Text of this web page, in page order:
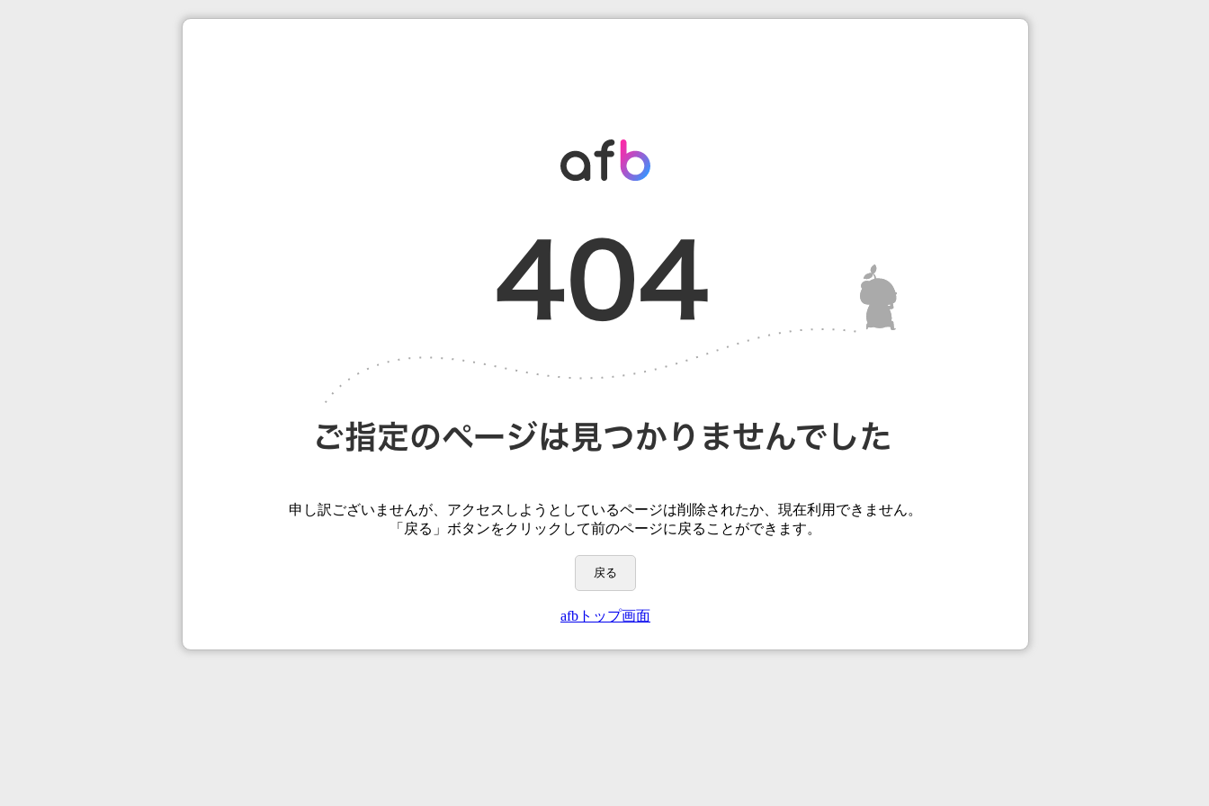
申し訳ございませんが、アクセスしようとしているページは削除されたか、現在利用できません。
「戻る」ボタンをクリックして前のページに戻ることができます。
戻る
afbトップ画面